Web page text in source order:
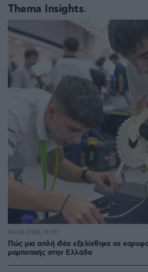
Thema Insights
Πώς μια απλή ιδέα εξελίχθηκε σε
ρομποτικής στην Ελλάδα
04.08.2026, 11:20